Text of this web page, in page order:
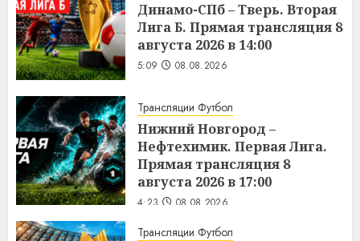
Динамо-СПб – Тверь. Вторая
Лига Б. Прямая трансляция 8
августа 2026 в 14:00
5:09 08.08.2026
Трансляции Футбол
Нижний Новгород –
Нефтехимик. Первая Лига.
Прямая трансляция 8
августа 2026 в 17:00
4:23 08.08.2026
Трансляции Футбол